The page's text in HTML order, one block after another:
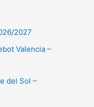
2027
Valencia –
del Sol –